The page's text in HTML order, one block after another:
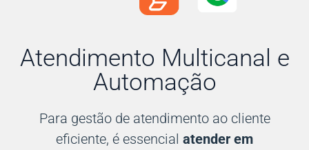
Atendimento Multicanal e
Automação
Para gestão de atendimento ao cliente
eficiente, é essencial atender em